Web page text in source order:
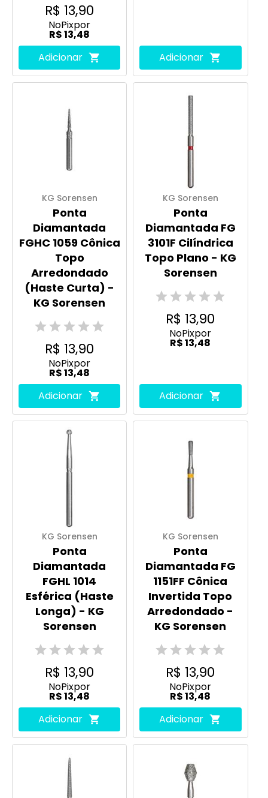
R$ 13,90
NoPixpor
R$ 13,48
Adicionar
Adicionar
KG Sorensen
Ponta
Diamantada
FGHC 1059 Cônica
Topo
Arredondado
(Haste Curta) -
KG Sorensen
R$ 13,90
NoPixpor
R$ 13,48
Adicionar
KG Sorensen
Ponta
Diamantada FG
3101F Cilíndrica
Topo Plano - KG
Sorensen
R$ 13,90
NoPixpor
R$ 13,48
Adicionar
KG Sorensen
Ponta
Diamantada
FGHL 1014
Esférica (Haste
Longa) - KG
Sorensen
R$ 13,90
NoPixpor
R$ 13,48
Adicionar
KG Sorensen
Ponta
Diamantada FG
1151FF Cônica
Invertida Topo
Arredondado -
KG Sorensen
R$ 13,90
NoPixpor
R$ 13,48
Adicionar